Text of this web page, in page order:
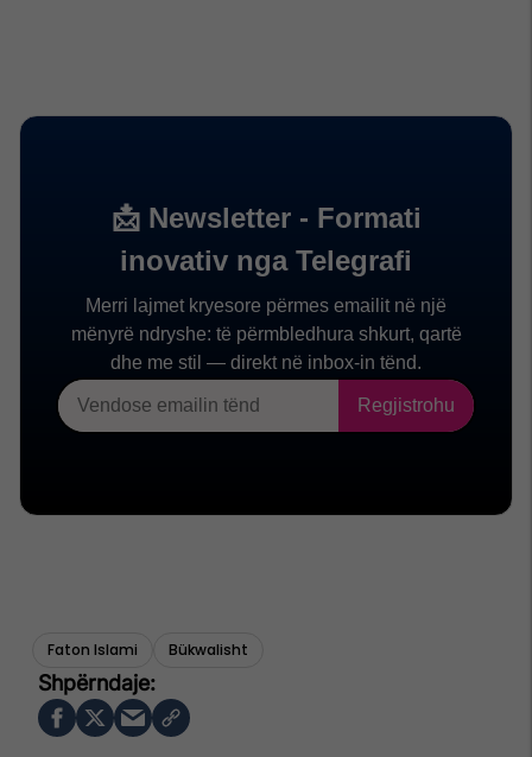
Faton Islami Bükwalisht